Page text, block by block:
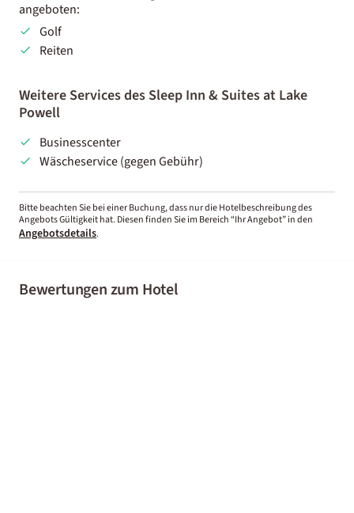
angeboten:
Golf
Reiten
Weitere Services des Sleep Inn & Suites at Lake
Powell
Businesscenter
Wäscheservice (gegen Gebühr)
Bitte beachten Sie bei einer Buchung, dass nur die Hotelbeschreibung des
Angebots Gültigkeit hat. Diesen finden Sie im Bereich “Ihr Angebot” in den
Angebotsdetails.
Bewertungen zum Hotel